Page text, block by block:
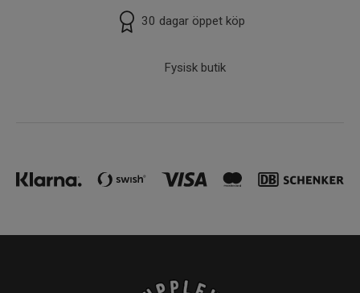
30 dagar öppet köp
Fysisk butik